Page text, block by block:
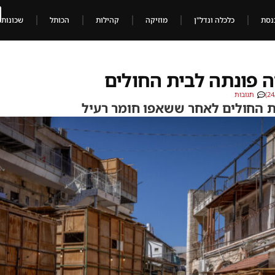
כלכלה ונדל"ן מוזיקה קהילות הכותל שכונות
לבית החולים
תגובות
החולים לאחר ששאפו חומר רעיל